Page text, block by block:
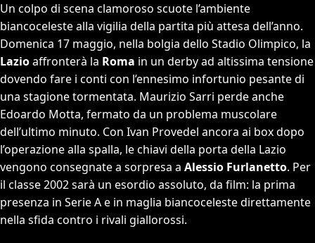
Un colpo di scena clamoroso scuote l’ambiente
biancoceleste alla vigilia della partita più attesa dell’anno.
Domenica 17 maggio, nella bolgia dello Stadio Olimpico, la
Lazioaffronterà la Roma in un derby ad altissima tensione
dovendo fare i conti con l’ennesimo infortunio pesante di
una stagione tormentata. Maurizio Sarri perde anche
Edoardo Motta, fermato da un problema muscolare
dell’ultimo minuto. Con Ivan Provedel ancora ai box dopo
l’operazione alla spalla, le chiavi della porta della Lazio
vengono consegnate a sorpresa a Alessio Furlanetto. Per
il classe 2002 sarà un esordio assoluto, da film: la prima
presenza in Serie A e in maglia biancoceleste direttamente
nella sfida contro i rivali giallorossi.